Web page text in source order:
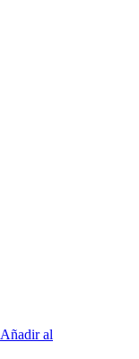
Añadir al